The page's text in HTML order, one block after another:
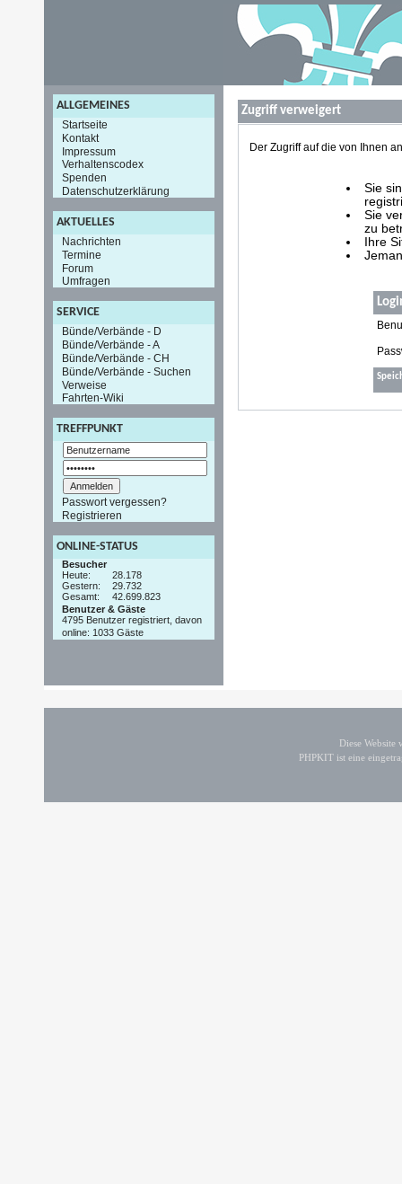
ALLGEMEINES
Startseite
Kontakt
Impressum
Verhaltenscodex
Spenden
Datenschutzerklärung
AKTUELLES
Nachrichten
Termine
Forum
Umfragen
SERVICE
Bünde/Verbände - D
Bünde/Verbände - A
Bünde/Verbände - CH
Bünde/Verbände - Suchen
Verweise
Fahrten-Wiki
TREFFPUNKT
Passwort vergessen?
Registrieren
ONLINE-STATUS
Besucher
Heute:
28.178
Gestern:
29.732
Gesamt:
42.699.823
Benutzer & Gäste
4795 Benutzer registriert, davon
online: 1033 Gäste
Zugriff verweigert
Der Zugriff auf die von Ihnen
Sie
Sie
zu
Ihre
Diese
PHPKIT ist eine